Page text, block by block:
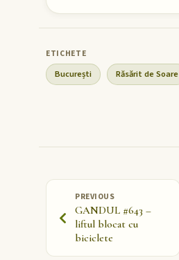
București Răsărit de Soare
PREVIOUS
GANDUL #643 –
liftul blocat cu
biciclete